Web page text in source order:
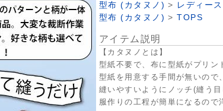
型布 (カタヌノ) > レディー
型布 (カタヌノ) >TOPS
アイテム説明
【カタヌノとは】
型紙不要で、布に型紙がプリン
型紙を用意する手間が無いの
縫いやすいようにノッチ(縫う
服作りの工程が簡単になるの